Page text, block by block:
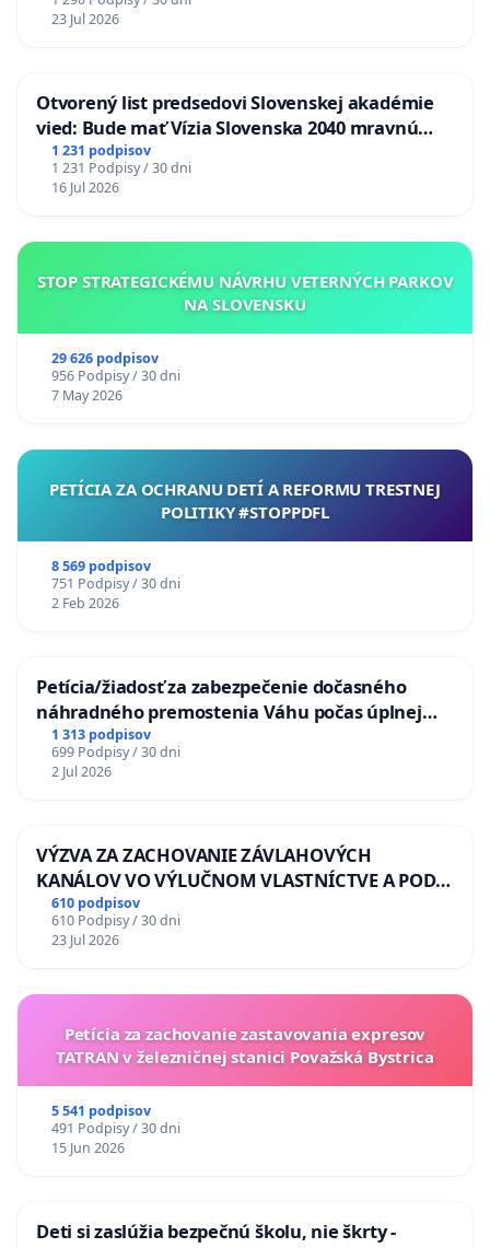
23 Jul 2026
Otvorený list predsedovi Slovenskej akadémie
vied: Bude mať Vízia Slovenska 2040 mravnú
chrbticu?
1 231 podpisov
1 231 Podpisy / 30 dni
16 Jul 2026
STOP STRATEGICKÉMU NÁVRHU VETERNÝCH PARKOV
NA SLOVENSKU
29 626 podpisov
956 Podpisy / 30 dni
7 May 2026
PETÍCIA ZA OCHRANU DETÍ A REFORMU TRESTNEJ
POLITIKY #STOPPDFL
8 569 podpisov
751 Podpisy / 30 dni
2 Feb 2026
Petícia/žiadosť za zabezpečenie dočasného
náhradného premostenia Váhu počas úplnej
uzávery Vážskeho mosta v Komárne
1 313 podpisov
699 Podpisy / 30 dni
2 Jul 2026
VÝZVA ZA ZACHOVANIE ZÁVLAHOVÝCH
KANÁLOV VO VÝLUČNOM VLASTNÍCTVE A POD
KONTROLOU SLOVENSKEJ REPUBLIKY & žiadosť
na riešenie zanedbaného stavu závlahových a
odvodňovacích kanálov na Slovensku
610 podpisov
610 Podpisy / 30 dni
23 Jul 2026
Petícia za zachovanie zastavovania expresov
TATRAN v železničnej stanici Považská Bystrica
5 541 podpisov
491 Podpisy / 30 dni
15 Jun 2026
Deti si zaslúžia bezpečnú školu, nie škrty -